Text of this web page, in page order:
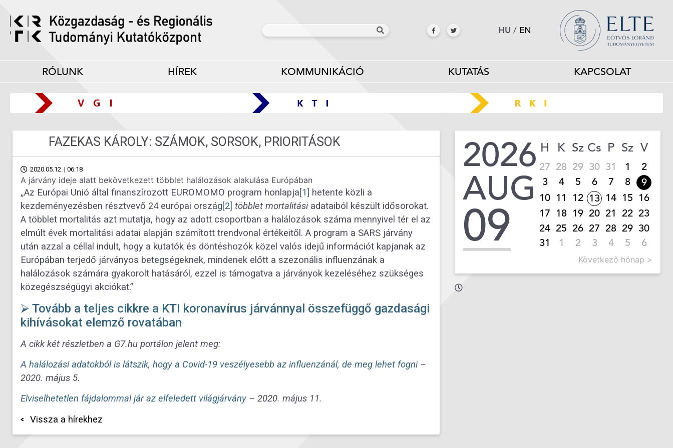
HU / EN
RÓLUNK HÍREK KOMMUNIKÁCIÓ KUTATÁS KAPCSOLAT
FAZEKAS KÁROLY: SZÁMOK, SORSOK, PRIORITÁSOK
2020.05.12. | 06:18
A járvány ideje alatt bekövetkezett többlet halálozások alakulása Európában
„Az Európai Unió által finanszírozott EUROMOMO program honlapja[1] hetente közli a
kezdeményezésben résztvevő 24 európai ország[2] többlet mortalitásiadataiból készült idősorokat.
A többlet mortalitás azt mutatja, hogy az adott csoportban a halálozások száma mennyivel tér el az
elmúlt évek mortalitási adatai alapján számított trendvonal értékeitől. A program a SARS járvány
után azzal a céllal indult, hogy a kutatók és döntéshozók közel valós idejű információt kapjanak az
Európában terjedő járványos betegségeknek, mindenek előtt a szezonális influenzának a
halálozások számára gyakorolt hatásáról, ezzel is támogatva a járványok kezeléséhez szükséges
közegészségügyi akciókat.”
⮚ Tovább a teljes cikkre a KTI koronavírus járvánnyal összefüggő gazdasági
kihívásokat elemző rovatában
A cikk két részletben a G7.hu portálon jelent meg:
A halálozási adatokból is látszik, hogy a Covid-19 veszélyesebb az influenzánál, de meg lehet fogni –
2020. május 5.
Elviselhetetlen fájdalommal jár az elfeledett világjárvány – 2020. május 11.
Vissza a hírekhez
2026
AUG
09
H K Sz Cs P Sz V
27 28 29 30 31 1
2
3
4 5 6 7 8
9
10 11 12 13 14 15 16
17 18 19 20 21 22 23
24 25 26 27 28 29 30
31
1 2 3 4 5 6
Következő hónap >